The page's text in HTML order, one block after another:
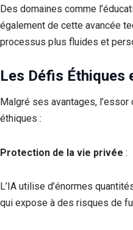
Des domaines comme
également de cette avancée
processus plus fluides et
Les Défis Éthiques
Malgré ses avantages,
éthiques :
Protection de la vie privée :
L’IA utilise d’énormes
qui expose à des risques de